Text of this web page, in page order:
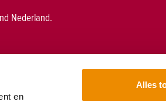
en
Alles
Nederland.